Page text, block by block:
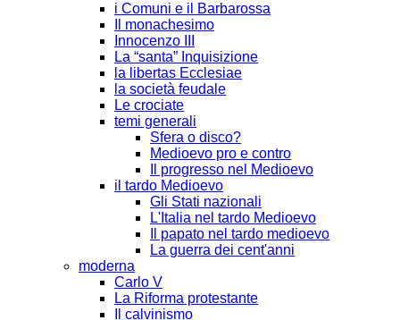
i Comuni e il Barbarossa
Il monachesimo
Innocenzo III
La “santa” Inquisizione
la libertas Ecclesiae
la società feudale
Le crociate
temi generali
Sfera o disco?
Medioevo pro e contro
Il progresso nel Medioevo
il tardo Medioevo
Gli Stati nazionali
L'Italia nel tardo Medioevo
Il papato nel tardo medioevo
La guerra dei cent'anni
moderna
Carlo V
La Riforma protestante
Il calvinismo